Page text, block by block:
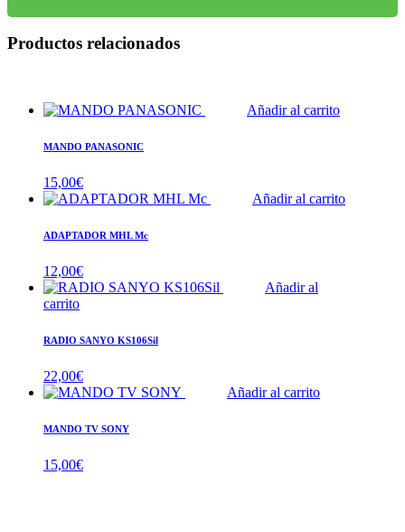
Productos relacionados
Añadir al carrito
MANDO PANASONIC
15,00€
Añadir al carrito
ADAPTADOR MHL Mc
12,00€
Añadir al
carrito
RADIO SANYO KS106Sil
22,00€
Añadir al carrito
MANDO TV SONY
15,00€